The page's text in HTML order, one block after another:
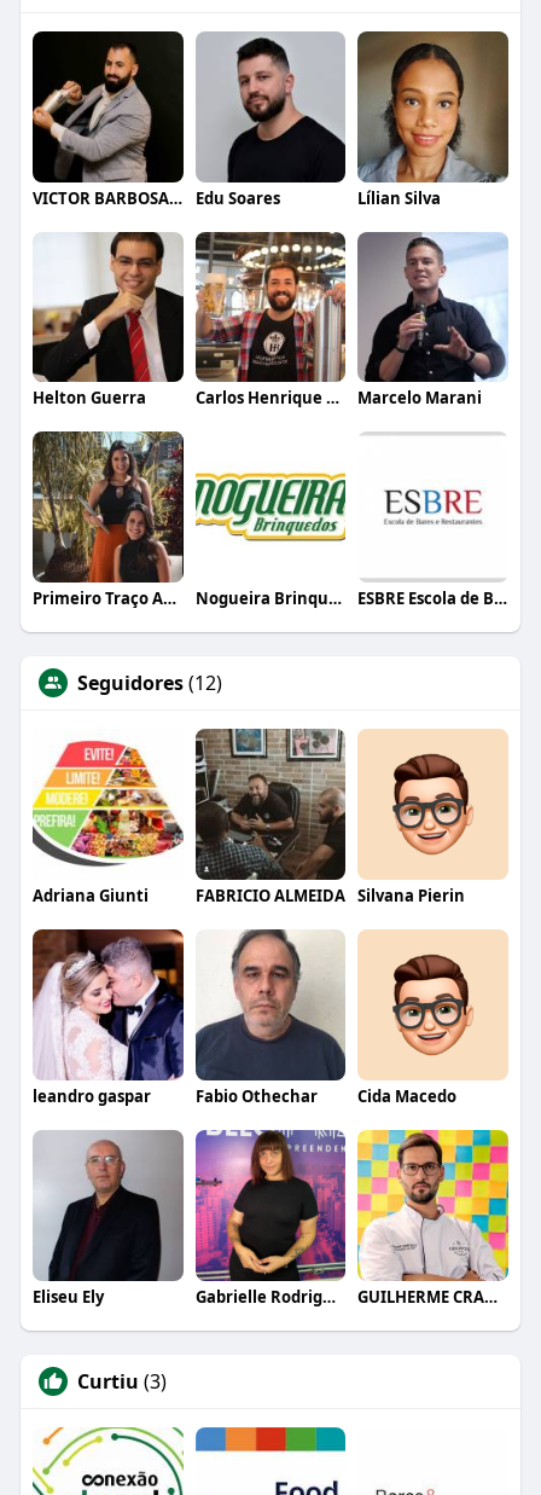
VICTOR BARBOSA QUARANTA Edu Soares Lílian Silva
Helton Guerra Carlos Henrique de Faria Vasconcelos Marcelo Marani
Primeiro Traço Arquitetura Nogueira Brinquedos ESBRE Escola de Bares e Restaurantes
Seguidores(12)
Adriana Giunti FABRICIO ALMEIDA Silvana Pierin
leandro gaspar Fabio Othechar Cida Macedo
Eliseu Ely Gabrielle Rodrigues GUILHERME CRAMER BALLE
Curtiu (3)